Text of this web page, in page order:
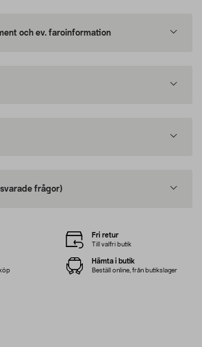
och ev. faroinformation
frågor)
Fri retur
Till valfri butik
Hämta i butik
Beställ online, från butikslager